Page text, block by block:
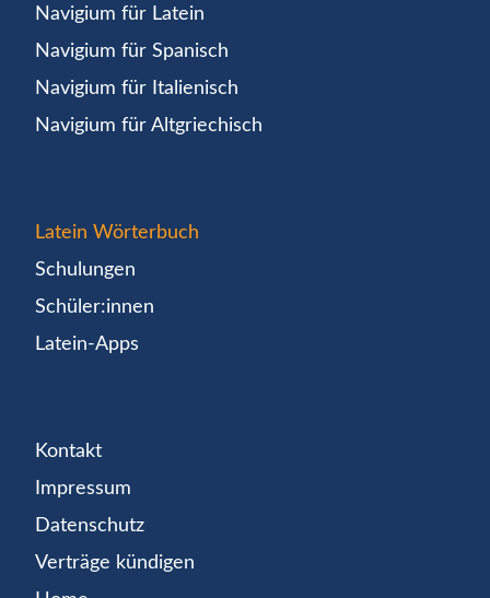
Navigium für Latein
Navigium für Spanisch
Navigium für Italienisch
Navigium für Altgriechisch
Latein Wörterbuch
Schulungen
Schüler:innen
Latein-Apps
Kontakt
Impressum
Datenschutz
Verträge kündigen